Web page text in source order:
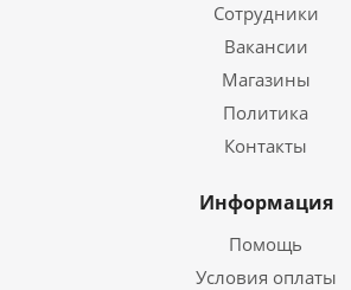
Сотрудники
Вакансии
Магазины
Политика
Контакты
Информация
Помощь
Условия оплаты